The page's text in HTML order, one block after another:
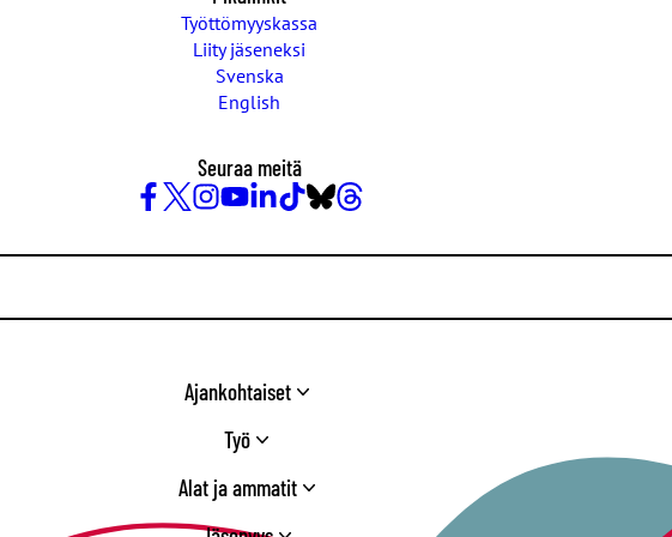
Työttömyyskassa
Liity jäseneksi
Svenska
English
Seuraa meitä
/
Ajankohtaiset
Työ
Alat ja ammatit